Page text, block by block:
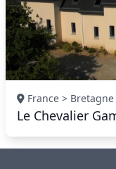
France > Bretagne
Le Chevalier